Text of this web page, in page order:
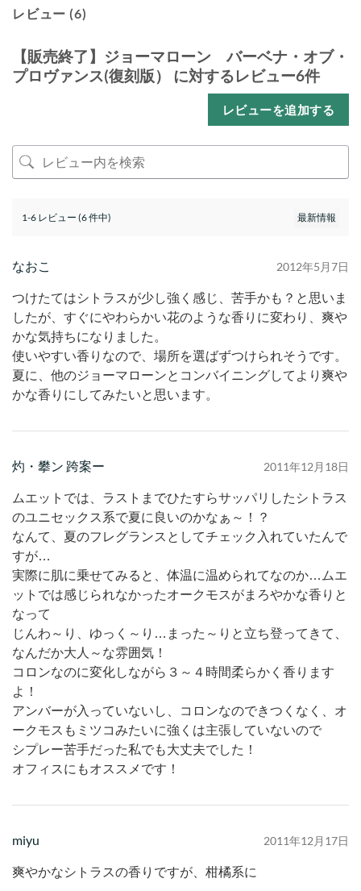
レビュー (6)
【販売終了】ジョーマローン バーベナ・オブ・
プロヴァンス(復刻版）
に対するレビュー6件
レビューを追加する
1-6 レビュー (6 件中)
なおこ 2012年5月7日
つけたてはシトラスが少し強く感じ、苦手かも？と思いま
したが、すぐにやわらかい花のような香りに変わり、爽や
かな気持ちになりました。
使いやすい香りなので、場所を選ばずつけられそうです。
夏に、他のジョーマローンとコンバイニングしてより爽や
かな香りにしてみたいと思います。
灼・攀ン 跨案ー 2011年12月18日
ムエットでは、ラストまでひたすらサッパリしたシトラス
のユニセックス系で夏に良いのかなぁ～！？
なんて、夏のフレグランスとしてチェック入れていたんで
すが…
実際に肌に乗せてみると、体温に温められてなのか…ムエ
ットでは感じられなかったオークモスがまろやかな香りと
なって
じんわ～り、ゆっく～り…まった～りと立ち登ってきて、
なんだか大人～な雰囲気！
コロンなのに変化しながら３～４時間柔らかく香ります
よ！
アンバーが入っていないし、コロンなのできつくなく、オ
ークモスもミツコみたいに強くは主張していないので
シプレー苦手だった私でも大丈夫でした！
オフィスにもオススメです！
miyu 2011年12月17日
爽やかなシトラスの香りですが、柑橘系に